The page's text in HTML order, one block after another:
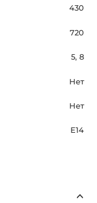
430
720
5, 8
Нет
Нет
E14